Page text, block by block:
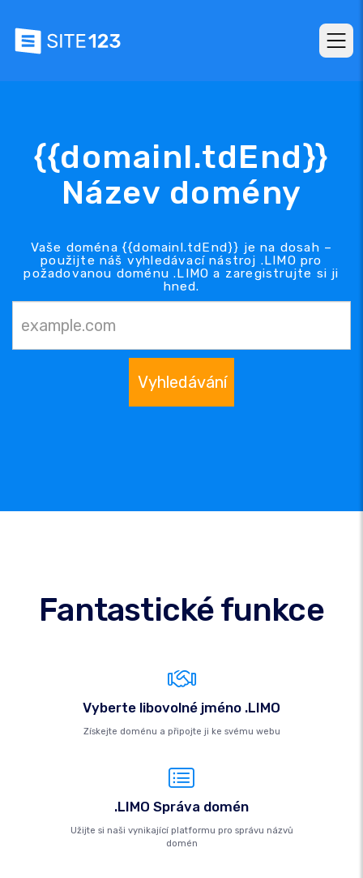
{{domainl.tdEnd}}
Název domény
Vaše doména {{domainl.tdEnd}} je na dosah –
použijte náš vyhledávací nástroj .LIMO pro
požadovanou doménu .LIMO a zaregistrujte si ji
hned.
Vyhledávání
Fantastické funkce
Vyberte libovolné jméno .LIMO
Získejte doménu a připojte ji ke svému webu
.LIMO Správa domén
Užijte si naši vynikající platformu pro správu názvů
domén